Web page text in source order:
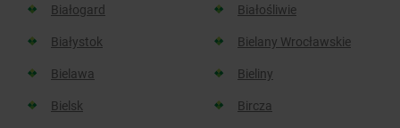
Białogard
Białośliwie
Białystok
Bielany Wrocławskie
Bielawa
Bieliny
Bielsk
Bircza